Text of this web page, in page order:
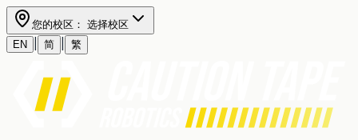
您的校区： 选择校区
EN
简 繁